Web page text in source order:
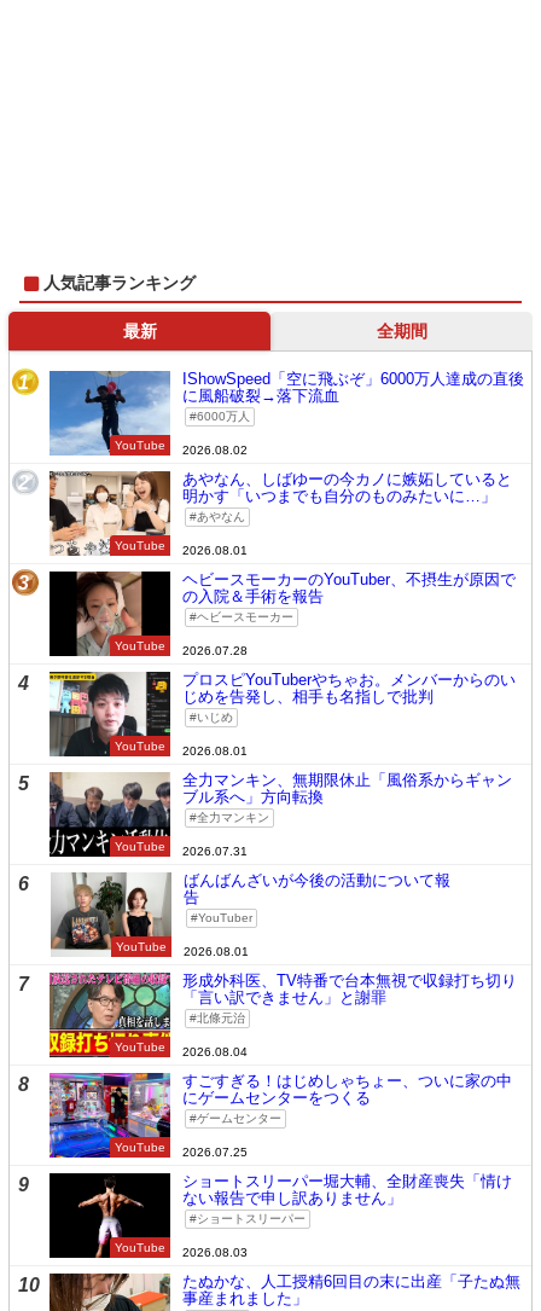
人気記事ランキング
最新 全期間
1
YouTube
IShowSpeed「空に飛ぶぞ」6000万人達成の直後
に風船破裂→落下流血
6000万人
2026.08.02
2
YouTube
あやなん、しばゆーの今カノに嫉妬していると
明かす「いつまでも自分のものみたいに…」
あやなん
2026.08.01
3
YouTube
ヘビースモーカーのYouTuber、不摂生が原因で
の入院＆手術を報告
ヘビースモーカー
2026.07.28
4
YouTube
プロスピYouTuberやちゃお。メンバーからのい
じめを告発し、相手も名指しで批判
いじめ
2026.08.01
5
YouTube
全力マンキン、無期限休止「風俗系からギャン
ブル系へ」方向転換
全力マンキン
2026.07.31
6
YouTube
ばんばんざいが今後の活動について報
告
YouTuber
2026.08.01
7
YouTube
形成外科医、TV特番で台本無視で収録打ち切り
「言い訳できません」と謝罪
北條元治
2026.08.04
8
YouTube
すごすぎる！はじめしゃちょー、ついに家の中
にゲームセンターをつくる
ゲームセンター
2026.07.25
9
YouTube
ショートスリーパー堀大輔、全財産喪失「情け
ない報告で申し訳ありません」
ショートスリーパー
2026.08.03
10
たぬかな、人工授精6回目の末に出産「子たぬ無
事産まれました」